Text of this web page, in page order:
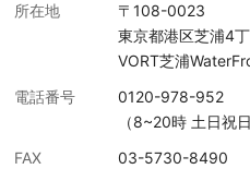
所在地
〒108-0023
東京都港区芝浦4
VORT芝浦
電話番号
0120-978-952
（8~20時 土日祝
FAX
03-5730-8490